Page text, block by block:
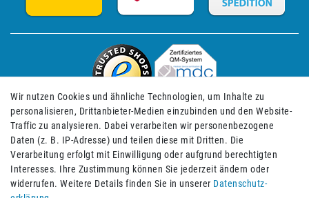
Impressum Daten­schutz­erklärung AGB
Wir nutzen Cookies und ähnliche Technologien, um Inhalte zu
personalisieren, Drittanbieter-Medien einzubinden und den Website-
Traffic zu analysieren. Dabei verarbeiten wir personenbezogene
Daten (z. B. IP-Adresse) und teilen diese mit Dritten. Die
Verarbeitung erfolgt mit Einwilligung oder aufgrund berechtigten
Interesses. Ihre Zustimmung können Sie jederzeit ändern oder
widerrufen. Weitere Details finden Sie in unserer Daten­schutz­